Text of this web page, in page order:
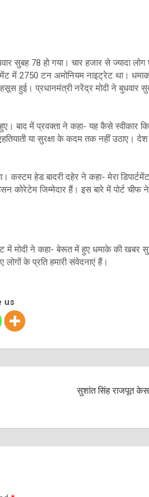
सुबह 78 हो गया। चार हजार से ज्यादा
में 2750 टन अमोनियम नाइट्रेट था।
हुई। प्रधानमंत्री नरेंद्र मोदी ने बुधवार
बाद में प्रवक्ता ने कहा- यह कैसे स्वीकार
या सुरक्षा के कदम तक नहीं उठाए।
कस्टम हेड बादरी दहेर ने कहा- मेरा
कोरेटेम जिम्मेदार हैं। इस बारे में पोर्ट चीफ
में मोदी ने कहा- बेरूत में हुए धमाके की
के प्रति हमारी संवेदनाएं हैं।
us
सुशांत सिंह राजपूत